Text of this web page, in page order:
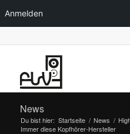
Anmelden
News
Du bist hier: Startseite / News /
Immer diese Kopfhörer-Hersteller